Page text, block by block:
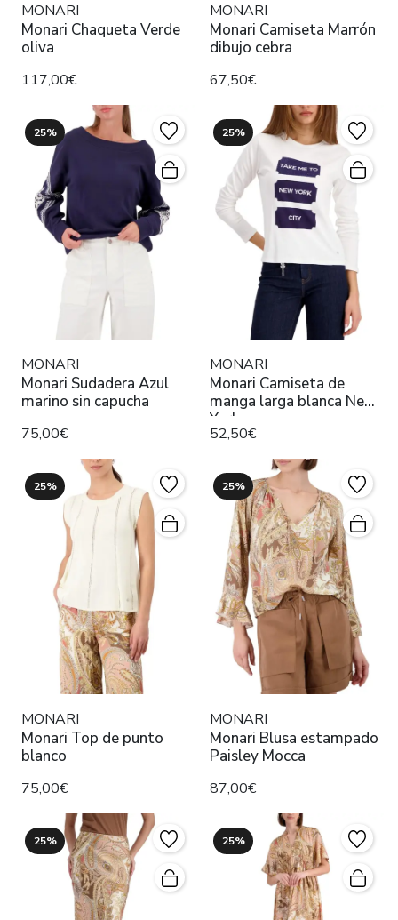
MONARI
Monari Chaqueta Verde
oliva
117,00€
MONARI
Monari Camiseta Marrón
dibujo cebra
67,50€
25%
MONARI
Monari Sudadera Azul
marino sin capucha
75,00€
25%
MONARI
Monari Camiseta de
manga larga blanca New
York
52,50€
25%
MONARI
Monari Top de punto
blanco
75,00€
25%
MONARI
Monari Blusa estampado
Paisley Mocca
87,00€
25% 25%